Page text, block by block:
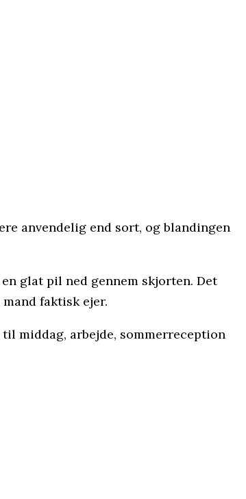
anvendelig end sort, og blandingen
glat pil ned gennem skjorten. Det
faktisk ejer.
middag, arbejde, sommerreception